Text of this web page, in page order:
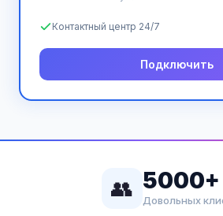
Контактный центр 24/7
Подключить
👥 5000+
Довольных